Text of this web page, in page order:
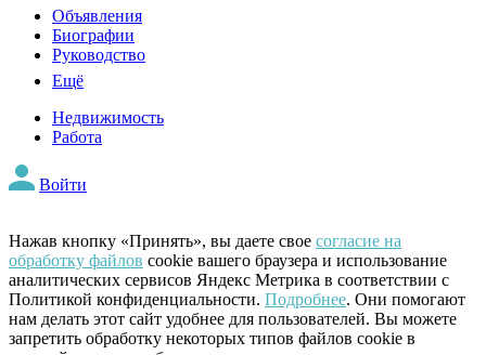
Объявления
Биографии
Руководство
Ещё
Недвижимость
Работа
Войти
Нажав кнопку «Принять», вы даете свое согласие на
обработку файлов cookie вашего браузера и использование
аналитических сервисов Яндекс Метрика в соответствии с
Политикой конфиденциальности. Подробнее. Они помогают
нам делать этот сайт удобнее для пользователей. Вы можете
запретить обработку некоторых типов файлов cookie в